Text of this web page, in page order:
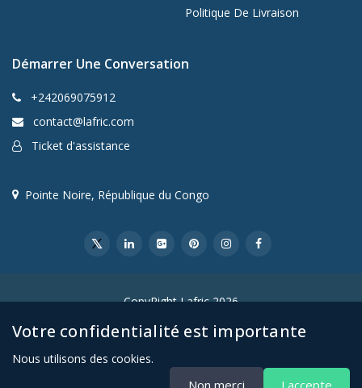
Politique De Livraison
Démarrer Une Conversation
+242069075912
contact@lafric.com
Ticket d'assistance
Pointe Noire, République du Congo
CopyRight Lafric 2026
Votre confidentialité est importante
Nous utilisons des cookies.
Non merci J accepte